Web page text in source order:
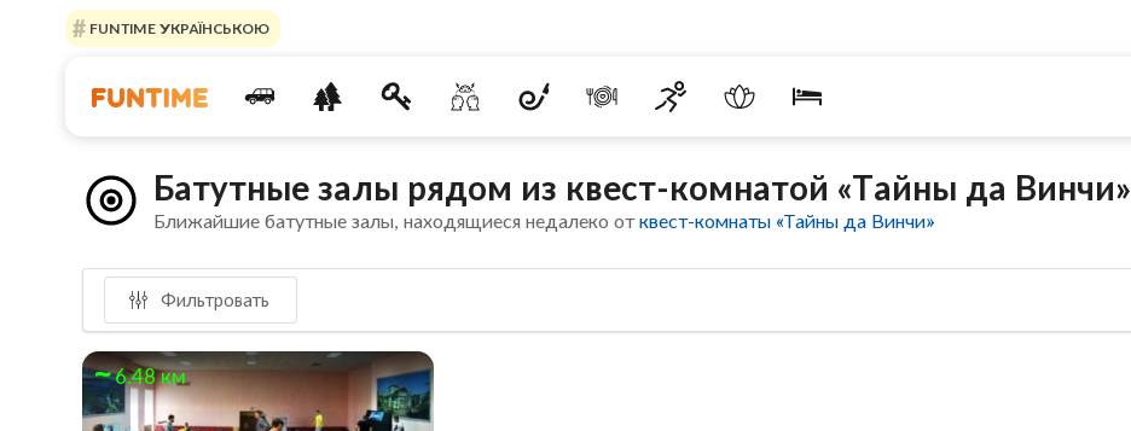
FUNTIME УКРАЇНСЬКОЮ
Батутные залы рядом из квест-комнатой «Тайны да Винчи»
Ближайшие батутные залы, находящиеся недалеко отквест-комнаты «Тайны да Винчи»
Фильтровать
6.48 км